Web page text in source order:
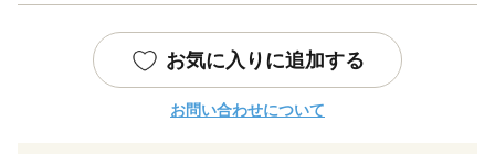
お気に入りに追加する
お問い合わせについて